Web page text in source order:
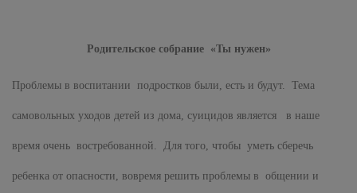
Родительское собрание «Ты нужен»
Проблемы в воспитании подростков были, есть и будут. Тема
самовольных уходов детей из дома, суицидов является в наше
время очень востребованной. Для того, чтобы уметь сберечь
ребенка от опасности, вовремя решить проблемы в общении и